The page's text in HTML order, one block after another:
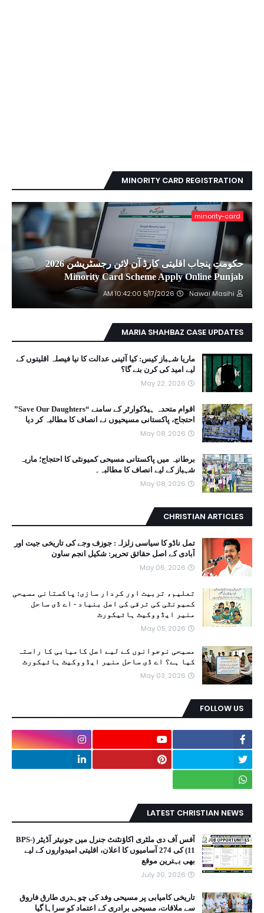
MINORITY CARD REGISTRATION
minority-card
حکومتِ پنجاب اقلیتی کارڈ آن لائن رجسٹریشن 2026
Minority Card Scheme Apply Online Punjab
Nawai Masihi
5/17/2026 10:42:00 AM
MARIA SHAHBAZ CASE UPDATES
ماریا شہباز کیس: کیا آئینی عدالت کا نیا فیصلہ اقلیتوں کے
لیے امید کی کرن بنے گا؟
May 22, 2026
اقوام متحدہ ہیڈکوارٹر کے سامنے “Save Our Daughters”
احتجاج، پاکستانی مسیحیوں نے انصاف کا مطالبہ کر دیا
May 08, 2026
برطانیہ میں پاکستانی مسیحی کمیونٹی کا احتجاج؛ ماریہ
شہباز کے لیے انصاف کا مطالبہ۔
May 08, 2026
CHRISTIAN ARTICLES
تمل ناڈو کا سیاسی زلزلہ: جوزف وجے کی تاریخی جیت اور
آبادی کے اصل حقائق تحریر: شکیل انجم ساون
May 06, 2026
تعلیم، تربیت اور کردار سازی: پاکستانی مسیحی
کمیونٹی کی ترقی کی اصل بنیاد - اے ڈی ساحل
منیر ایڈووکیٹ ہائیکورٹ
May 05, 2026
مسیحی نوجوانوں کے لیے اصل کامیابی کا راستہ
کیا ہے؟ اے ڈی ساحل منیر ایڈووکیٹ ہائیکورٹ
May 03, 2026
FOLLOW US
LATEST CHRISTIAN NEWS
آفس آف دی ملٹری اکاؤنٹنٹ جنرل میں جونیئر آڈیٹر (BPS-
11) کی 274 آسامیوں کا اعلان، اقلیتی امیدواروں کے لیے
بھی بہترین موقع
July 30, 2026
تاریخی کامیابی پر مسیحی وفد کی چوہدری طارق فاروق
سے ملاقات، مسیحی برادری کے اعتماد کو سراہا گیا